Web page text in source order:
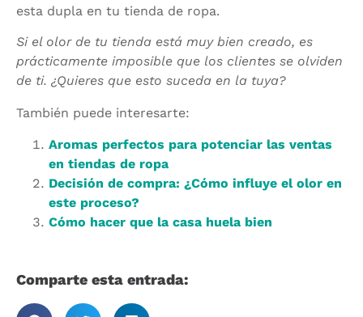
esta dupla en tu tienda de ropa.
Si el olor de tu tienda está muy bien creado, es
prácticamente imposible que los clientes se olviden
de ti. ¿Quieres que esto suceda en la tuya?
También puede interesarte:
Aromas perfectos para potenciar las ventas
en tiendas de ropa
Decisión de compra: ¿Cómo influye el olor en
este proceso?
Cómo hacer que la casa huela bien
Comparte esta entrada: